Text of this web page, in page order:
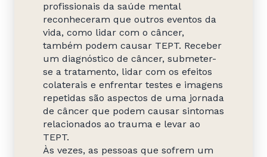
profissionais da saúde mental
reconheceram que outros eventos da
vida, como lidar com o câncer,
também podem causar TEPT. Receber
um diagnóstico de câncer, submeter-
se a tratamento, lidar com os efeitos
colaterais e enfrentar testes e imagens
repetidas são aspectos de uma jornada
de câncer que podem causar sintomas
relacionados ao trauma e levar ao
TEPT.
Às vezes, as pessoas que sofrem um